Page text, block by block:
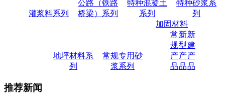
灌浆料系列
公路（铁路
桥梁）系列
特种混凝土
系列
特种砂浆系
列
地坪材料系
列
常规专用砂
浆系列
加固材料
常
规
产
品
新
型
产
品
新
建
产
品
推荐新闻